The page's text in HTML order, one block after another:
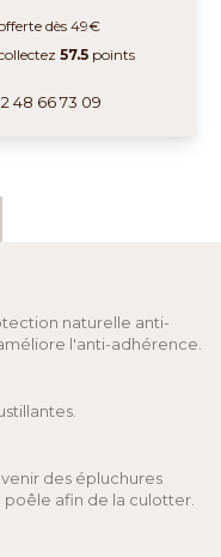
dès 49€
57.5 points
48 66 73 09
naturelle anti-
l'anti-adhérence.
des épluchures
poêle afin de la culotter.